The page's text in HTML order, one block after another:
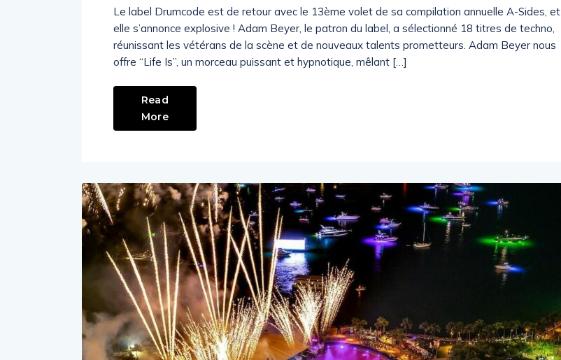
Le label Drumcode est de retour avec le 13ème volet de sa compilation annuelle A-Sides, et
elle s’annonce explosive ! Adam Beyer, le patron du label, a sélectionné 18 titres de techno,
réunissant les vétérans de la scène et de nouveaux talents prometteurs. Adam Beyer nous
offre “Life Is”, un morceau puissant et hypnotique, mêlant […]
Read
More